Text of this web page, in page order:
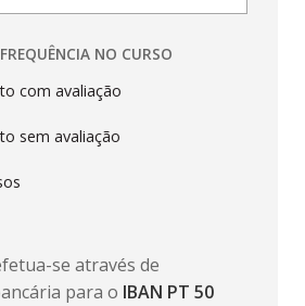
NO CURSO
com avaliação
sem avaliação
se através de
para o IBAN PT 50